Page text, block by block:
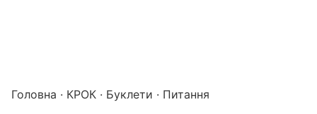
Головна · КРОК · Буклети · Питання